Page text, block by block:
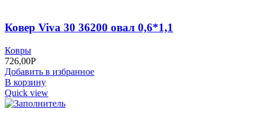
Ковер Viva 30 36200 овал 0,6*1,1
Ковры
726,00Р
Добавить в избранное
В корзину
Quick view